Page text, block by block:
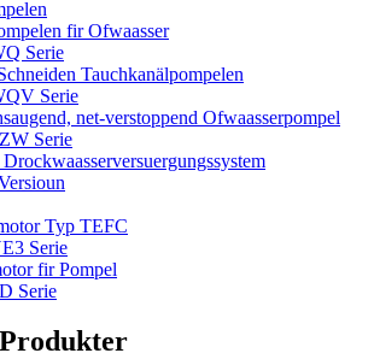
fir Ofwaasser
Serie
Tauchkanälpompelen
Serie
net-verstoppend Ofwaasserpompel
Serie
Typ TEFC
Serie
fir Pompel
Serie